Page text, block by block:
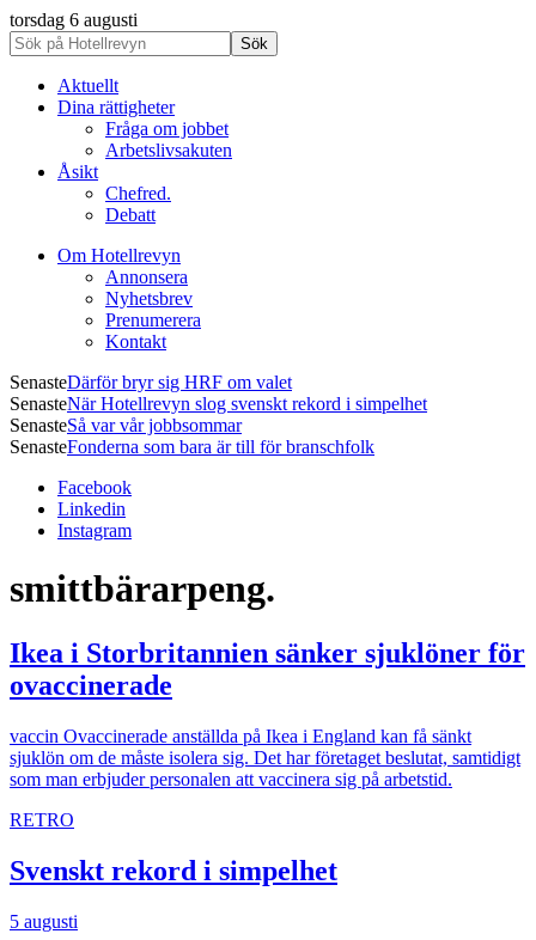
torsdag 6 augusti
Aktuellt
Dina rättigheter
Fråga om jobbet
Arbetslivsakuten
Åsikt
Chefred.
Debatt
Om Hotellrevyn
Annonsera
Nyhetsbrev
Prenumerera
Kontakt
SenasteDärför bryr sig HRF om valet
SenasteNär Hotellrevyn slog svenskt rekord i simpelhet
SenasteSå var vår jobbsommar
SenasteFonderna som bara är till för branschfolk
Facebook
Linkedin
Instagram
smittbärarpeng.
Ikea i Storbritannien sänker sjuklöner för
ovaccinerade
vaccin Ovaccinerade anställda på Ikea i England kan få sänkt
sjuklön om de måste isolera sig. Det har företaget beslutat, samtidigt
som man erbjuder personalen att vaccinera sig på arbetstid.
RETRO
Svenskt rekord i simpelhet
5 augusti